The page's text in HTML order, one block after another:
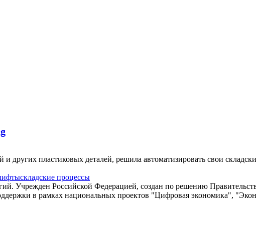
других пластиковых деталей, решила автоматизировать свои
складские процессы